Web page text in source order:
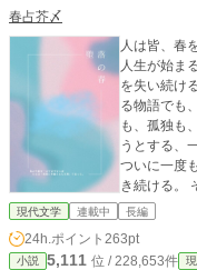
おり、創作
ています。 ※本作はアルファポリス、TALES、カクヨムに重
複掲載しております。 著作権は
容の無断転
ます。
春占芥〆
人は皆、春
人生が始ま
を失い続ける季節だった。
る物語でも、救済の
も、孤独も
うとする、一人の
ついに一度
現代文学 連載中 長編
24h.ポイント 263pt
小説 5,111 位 / 228,653件